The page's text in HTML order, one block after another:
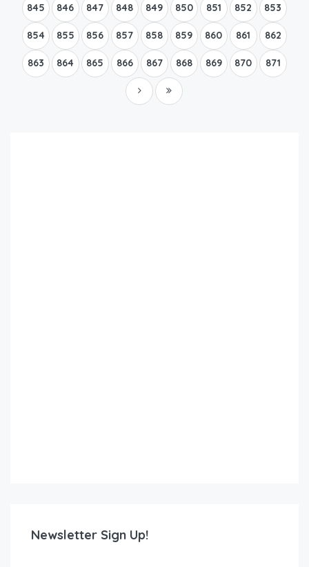
845 846 847 848 849 850 851 852 853
854 855 856 857 858 859 860 861 862
863 864 865 866 867 868 869 870 871
Newsletter Sign Up!